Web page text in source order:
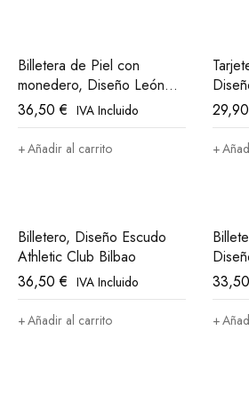
Billetera de Piel con
monedero, Diseño León
Athletic Club Bilbao
36,50€ IVA Incluido
Añadir al carrito
Billetero, Diseño Escudo
Athletic Club Bilbao
36,50€ IVA Incluido
Añadir al carrito
Club